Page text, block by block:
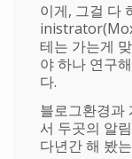
이게, 그걸 다
테는 가는게
야 하나 연구
다.
블로그환경과
서 두곳의 알
다년간 해 봤